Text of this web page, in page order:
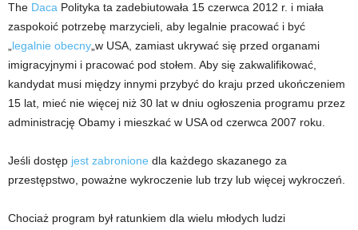
The Daca Polityka ta zadebiutowała 15 czerwca 2012 r. i miała
zaspokoić potrzebę marzycieli, aby legalnie pracować i być
legalnie obecny „w USA, zamiast ukrywać się przed organami
imigracyjnymi i pracować pod stołem. Aby się zakwalifikować,
kandydat musi między innymi przybyć do kraju przed ukończeniem
15 lat, mieć nie więcej niż 30 lat w dniu ogłoszenia programu przez
administrację Obamy i mieszkać w USA od czerwca 2007 roku.
Jeśli dostęp jest zabronione dla każdego skazanego za
przestępstwo, poważne wykroczenie lub trzy lub więcej wykroczeń.
Chociaż program był ratunkiem dla wielu młodych ludzi